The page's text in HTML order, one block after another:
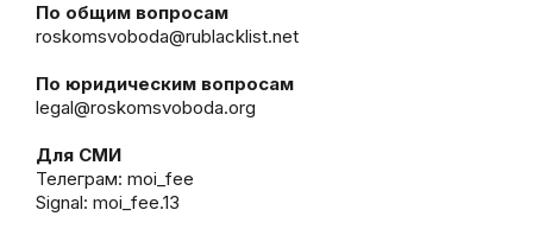
По общим вопросам
roskomsvoboda@rublacklist.net
По юридическим вопросам
legal@roskomsvoboda.org
Для СМИ
Телеграм: moi_fee
Signal: moi_fee.13